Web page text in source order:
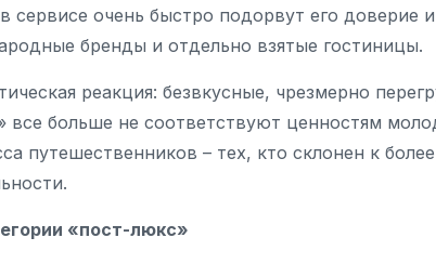
сервисе очень быстро подорвут его доверие
бренды и отдельно взятые гостиницы.
реакция: безвкусные, чрезмерно
больше не соответствуют ценностям
путешественников – тех, кто склонен к
«пост-люкс»